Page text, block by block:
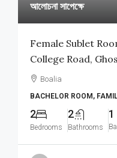
আলোচনা সাপেক্ষে
Female Sublet
College Road,
Boalia
BACHELOR ROOM,
2
Bedrooms
2
Bathrooms
1